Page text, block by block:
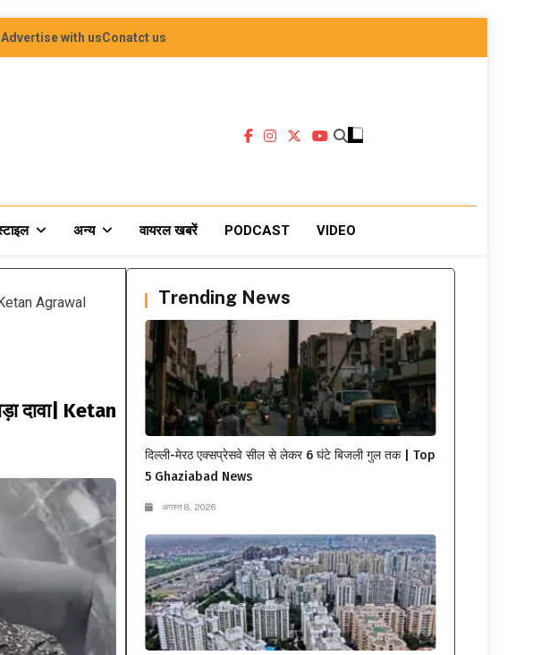
Advertise with usConatct us
अन्य वायरल खबरें PODCAST VIDEO
Agrawal
दावा| Ketan
Trending News
दिल्ली-मेरठ एक्सप्रेसवे सील से लेकर 6 घंटे बिजली गुल तक | Top
5 Ghaziabad News
अगस्त 8, 2026